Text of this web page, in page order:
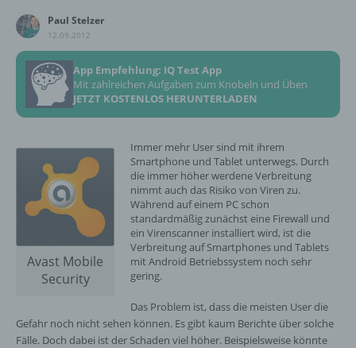
Paul Stelzer
12.09.2012
App Empfehlung: IQ Test App
Mit zahlreichen Aufgaben zum Knobeln und Üben
JETZT KOSTENLOS HERUNTERLADEN
Avast Mobile
Security
Immer mehr User sind mit ihrem
Smartphone und Tablet unterwegs. Durch
die immer höher werdene Verbreitung
nimmt auch das Risiko von Viren zu.
Während auf einem PC schon
standardmäßig zunächst eine Firewall und
ein Virenscanner installiert wird, ist die
Verbreitung auf Smartphones und Tablets
mit Android Betriebssystem noch sehr
gering.
Das Problem ist, dass die meisten User die
Gefahr noch nicht sehen können. Es gibt kaum Berichte über solche
Fälle. Doch dabei ist der Schaden viel höher. Beispielsweise könnte